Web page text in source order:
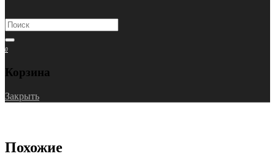
0
Корзина
Закрыть
Похожие